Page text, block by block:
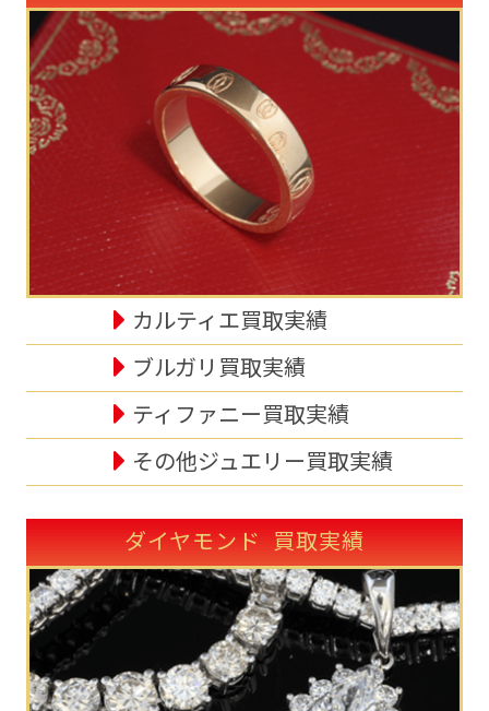
カルティエ買取実績
ブルガリ買取実績
ティファニー買取実績
その他ジュエリー買取実績
ダイヤモンド 買取実績